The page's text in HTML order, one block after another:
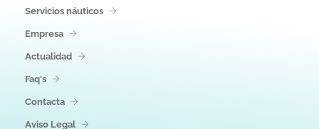
Servicios náuticos
Empresa
Actualidad
Faq's
Contacta
Aviso Legal